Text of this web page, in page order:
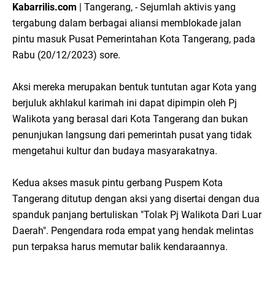
Kabarrilis.com | Tangerang, - Sejumlah aktivis yang
tergabung dalam berbagai aliansi memblokade jalan
pintu masuk Pusat Pemerintahan Kota Tangerang, pada
Rabu (20/12/2023) sore.
Aksi mereka merupakan bentuk tuntutan agar Kota yang
berjuluk akhlakul karimah ini dapat dipimpin oleh Pj
Walikota yang berasal dari Kota Tangerang dan bukan
penunjukan langsung dari pemerintah pusat yang tidak
mengetahui kultur dan budaya masyarakatnya.
Kedua akses masuk pintu gerbang Puspem Kota
Tangerang ditutup dengan aksi yang disertai dengan dua
spanduk panjang bertuliskan "Tolak Pj Walikota Dari Luar
Daerah". Pengendara roda empat yang hendak melintas
pun terpaksa harus memutar balik kendaraannya.